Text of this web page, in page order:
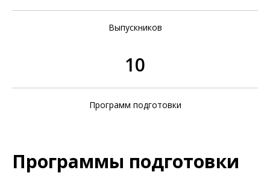
Выпускников
10
Программ подготовки
Программы подготовки